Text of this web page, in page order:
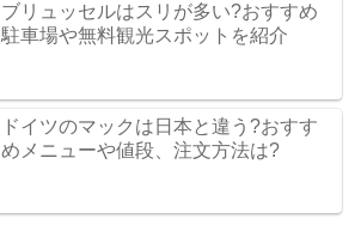
ブリュッセルはスリが多い?おすすめ
駐車場や無料観光スポットを紹介
ドイツのマックは日本と違う?おすす
めメニューや値段、注文方法は?